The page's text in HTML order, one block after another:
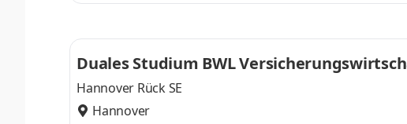
Studium ohne Numerus clausus oder
Duales Studium BWL
Hannover Rück SE
Hannover